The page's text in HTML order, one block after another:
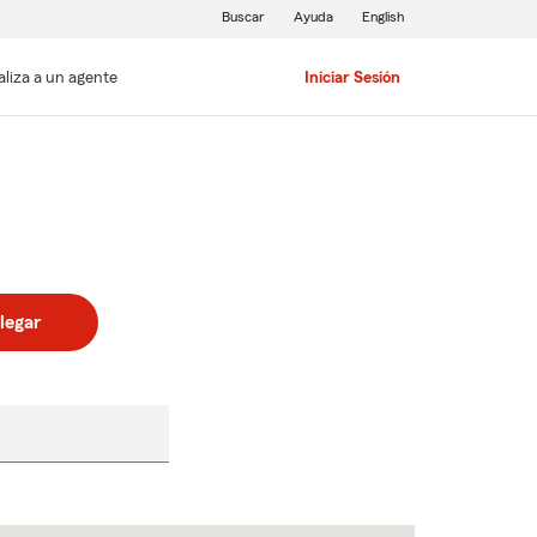
a un agente Iniciar Sesión
Buscar Ayuda English